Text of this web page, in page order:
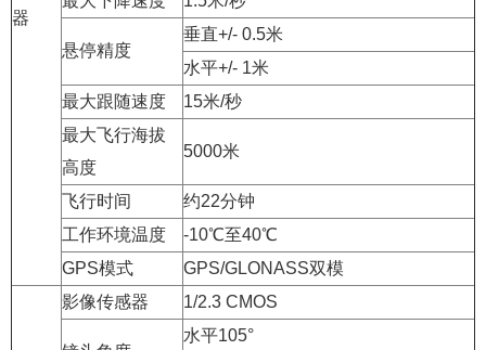
器
悬停精度
垂直+/- 0.5米
水平+/- 1米
最大跟随速度
15米/秒
最大飞行海拔
高度
5000米
飞行时间
约22分钟
工作环境温度
-10℃至40℃
GPS模式
GPS/GLONASS双模
影像传感器 1/2.3 CMOS
水平105°